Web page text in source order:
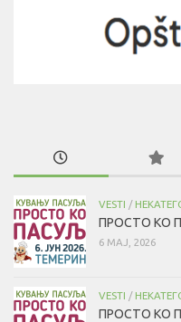
VESTI /
ПРОСТО КО
6 МАЈ, 2026
VESTI /
ПРОСТО КО